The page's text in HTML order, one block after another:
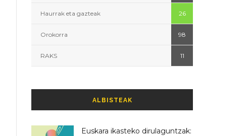
Haurrak eta gazteak 26
Orokorra 98
RAKS 11
ALBISTEAK
Euskara ikasteko dirulaguntzak: